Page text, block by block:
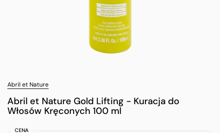
Abril et Nature
Abril et Nature Gold Lifting - Kuracja do
Włosów Kręconych 100 ml
CENA